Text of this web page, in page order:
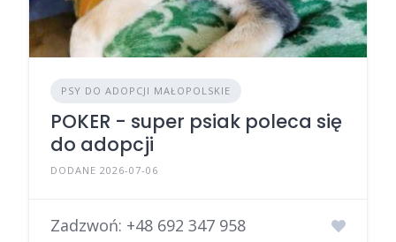
PSY DO ADOPCJI MAŁOPOLSKIE
POKER - super psiak poleca się
do adopcji
DODANE 2026-07-06
Zadzwoń: +48 692 347 958